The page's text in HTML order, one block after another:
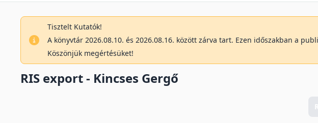
Tisztelt Kutatók!
A könyvtár 2026.08.10. és 2026.08.16. között zárva tart. Ezen időszakban a
Köszönjük megértésüket!
RIS export - Kincses Gergő